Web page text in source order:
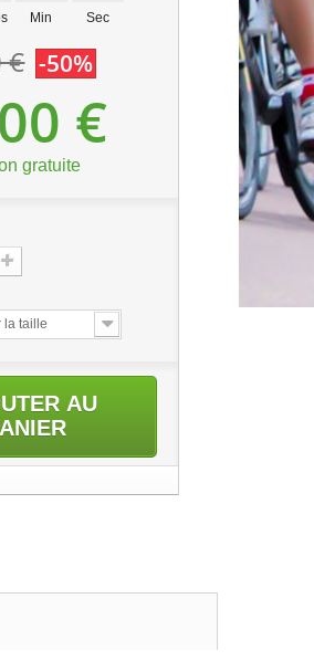
Min Sec
€ -50%
€
gratuite
la taille
AU